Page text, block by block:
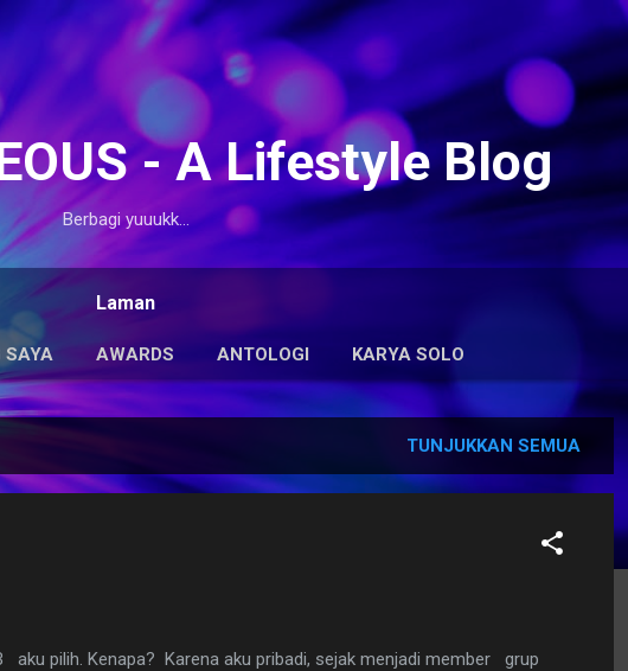
Langsung ke konten utama
- A Lifestyle Blog
Berbagi yuuukk...
Laman
SAYA AWARDS ANTOLOGI KARYA SOLO
TUNJUKKAN SEMUA
aku pilih. Kenapa? Karena aku pribadi, sejak menjadi member grup